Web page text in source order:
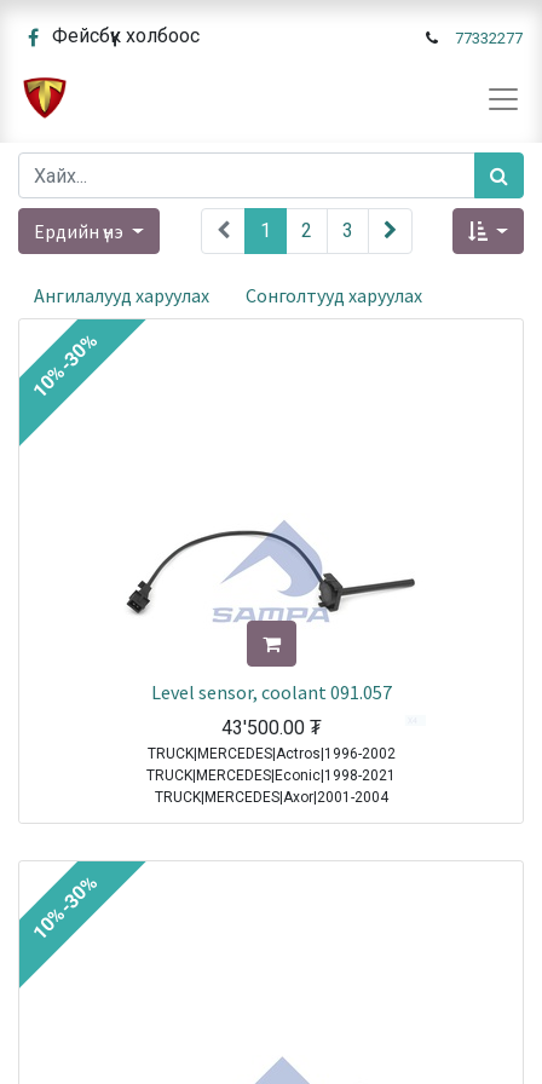
Фейсбүүк холбоос 77332277
Ердийн үнэ 1 2 3
Ангилалууд харуулах Сонголтууд харуулах
Level sensor, coolant 091.057
43'500.00₮
TRUCK|MERCEDES|Actros|1996-2002
TRUCK|MERCEDES|Econic|1998-2021
TRUCK|MERCEDES|Axor|2001-2004
TRUCK|MERCEDES|Actros MP2/MP3|2002-2021
10%-30%
10%-30%